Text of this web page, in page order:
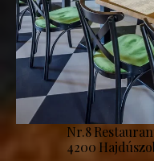
Nr.8
4200